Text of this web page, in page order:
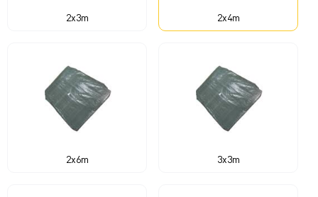
2x3m 2x4m
2x6m 3x3m